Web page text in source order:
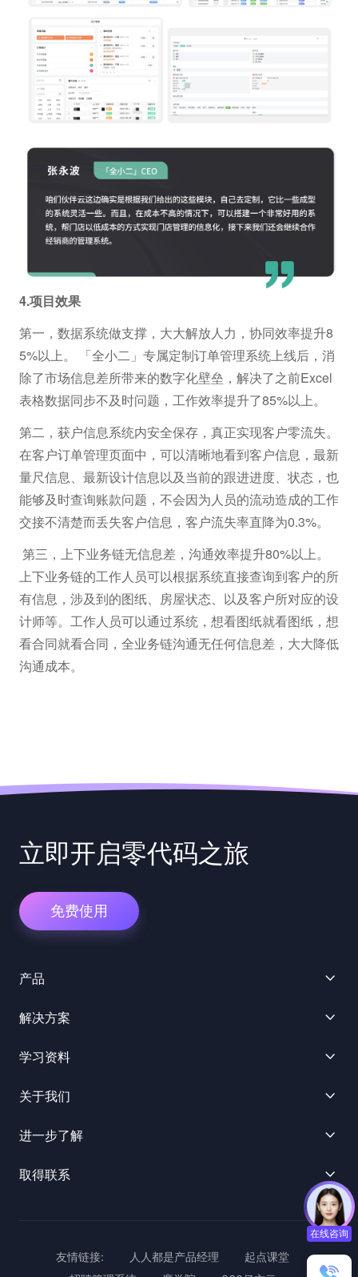
4.项目效果
第一，数据系统做支撑，大大解放人力，协同效率提升8
5%以上。 「全小二」专属定制订单管理系统上线后，消
除了市场信息差所带来的数字化壁垒，解决了之前Excel
表格数据同步不及时问题，工作效率提升了85%以上。
第二，获户信息系统内安全保存，真正实现客户零流失。
在客户订单管理页面中，可以清晰地看到客户信息，最新
量尺信息、最新设计信息以及当前的跟进进度、状态，也
能够及时查询账款问题，不会因为人员的流动造成的工作
交接不清楚而丢失客户信息，客户流失率直降为0.3%。
第三，上下业务链无信息差，沟通效率提升80%以上。
上下业务链的工作人员可以根据系统直接查询到客户的所
有信息，涉及到的图纸、房屋状态、以及客户所对应的设
计师等。工作人员可以通过系统，想看图纸就看图纸，想
看合同就看合同，全业务链沟通无任何信息差，大大降低
沟通成本。
在线咨询
立即开启零代码之旅
免费使用
产品
解决方案
学习资料
关于我们
进一步了解
取得联系
友情链接: 人人都是产品经理
起点课堂